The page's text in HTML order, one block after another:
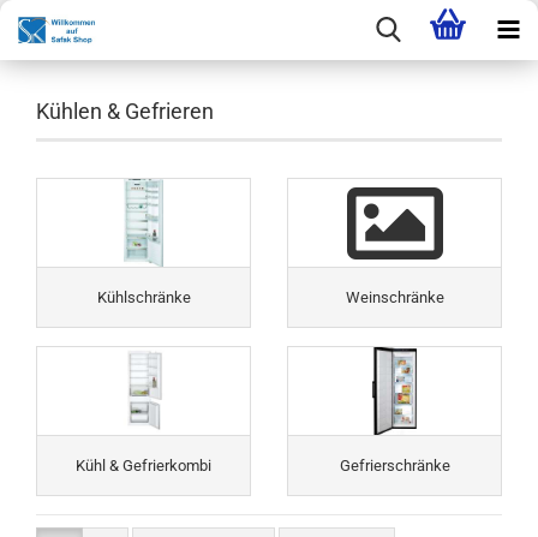
Kühlen & Gefrieren
Kühlschränke Weinschränke
Kühl & Gefrierkombi Gefrierschränke